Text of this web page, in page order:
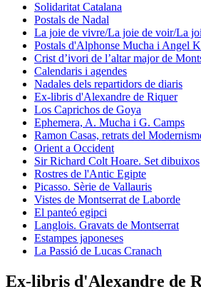
Solidaritat Catalana
Postals de Nadal
La joie de vivre/La joie de voir/La
Postals d'Alphonse Mucha i Angel
Crist d’ivori de l’altar major de
Calendaris i agendes
Nadales dels repartidors de diaris
Ex-libris d'Alexandre de Riquer
Los Caprichos de Goya
Ephemera, A. Mucha i G. Camps
Ramon Casas, retrats del
Orient a Occident
Sir Richard Colt Hoare. Set dibuixos
Rostres de l'Antic Egipte
Picasso. Sèrie de Vallauris
Vistes de Montserrat de Laborde
El panteó egipci
Langlois. Gravats de Montserrat
Estampes japoneses
La Passió de Lucas Cranach
Ex-libris d'Alexandre de